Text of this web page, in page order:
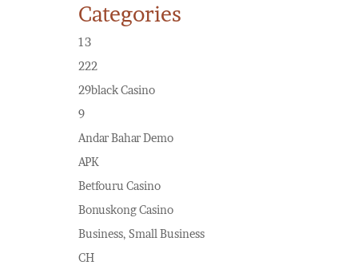
Categories
13
222
29black Casino
9
Andar Bahar Demo
APK
Betfouru Casino
Bonuskong Casino
Business, Small Business
CH